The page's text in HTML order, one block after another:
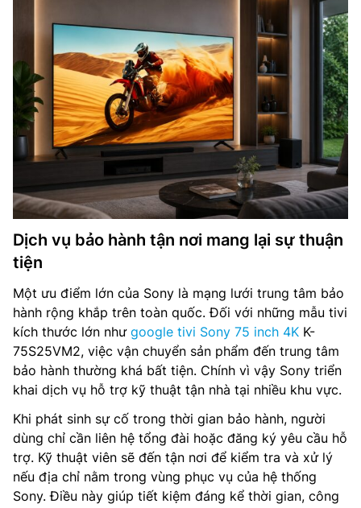
Dịch vụ bảo hành tận nơi mang lại sự thuận
tiện
Một ưu điểm lớn của Sony là mạng lưới trung tâm bảo
hành rộng khắp trên toàn quốc. Đối với những mẫu tivi
kích thước lớn như google tivi Sony 75 inch 4K K-
75S25VM2, việc vận chuyển sản phẩm đến trung tâm
bảo hành thường khá bất tiện. Chính vì vậy Sony triển
khai dịch vụ hỗ trợ kỹ thuật tận nhà tại nhiều khu vực.
Khi phát sinh sự cố trong thời gian bảo hành, người
dùng chỉ cần liên hệ tổng đài hoặc đăng ký yêu cầu hỗ
trợ. Kỹ thuật viên sẽ đến tận nơi để kiểm tra và xử lý
nếu địa chỉ nằm trong vùng phục vụ của hệ thống
Sony. Điều này giúp tiết kiệm đáng kể thời gian, công